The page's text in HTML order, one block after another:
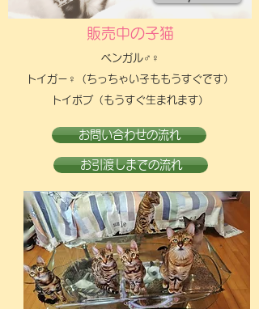
販売中の子猫
ベンガル♂♀
トイガー♀（ちっちゃい子ももうすぐです）
​トイボブ（もうすぐ生まれます）
お問い合わせの流れ
お引渡しまでの流れ